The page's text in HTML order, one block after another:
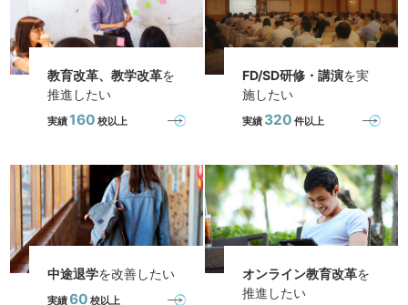
教育改革、教学改革を
推進したい
実績160 校以上
FD/SD研修・講演を実
施したい
実績 320 件以上
中途退学を改善したい
実績60 校以上
オンライン教育改革を
推進したい